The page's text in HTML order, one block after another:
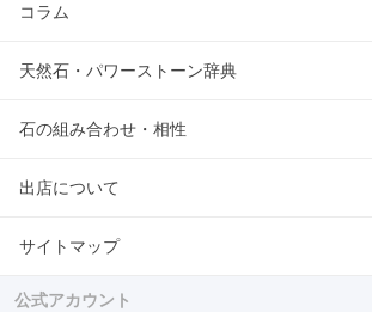
コラム
天然石・パワーストーン辞典
石の組み合わせ・相性
出店について
サイトマップ
公式アカウント